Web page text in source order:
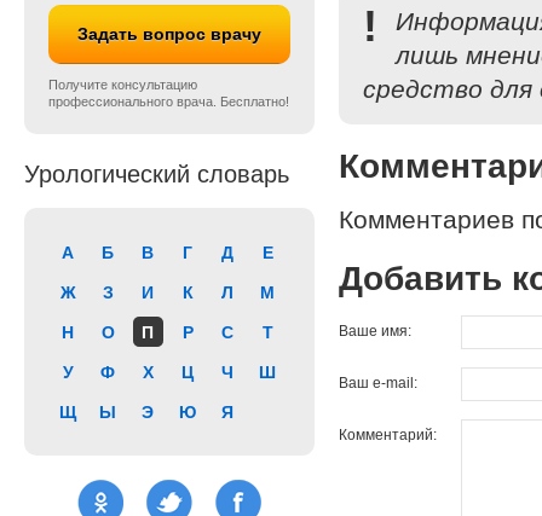
Задать вопрос врачу
Получите консультацию
профессионального врача. Бесплатно!
Урологический словарь
А Б В Г Д Е
Ж З И К Л М
Н О П Р С Т
У Ф Х Ц Ч Ш
Щ Ы Э Ю Я
!
лишь
средство для
Комментариев
Добавить
Ваше имя:
Ваш e-mail:
Комментарий: